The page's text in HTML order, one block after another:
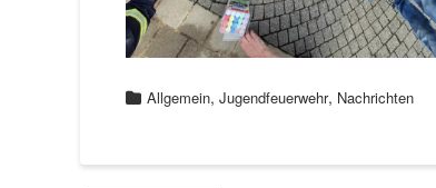
Allgemein, Jugendfeuerwehr, Nachrichten